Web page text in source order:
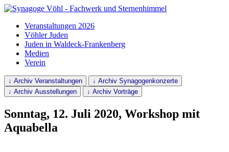
Veranstaltungen 2026
Vöhler Juden
Juden in Waldeck-Frankenberg
Medien
Verein
↓ Archiv Veranstaltungen
↓ Archiv Synagogenkonzerte
↓ Archiv Ausstellungen
↓ Archiv Vorträge
Sonntag, 12. Juli 2020, Workshop mit
Aquabella